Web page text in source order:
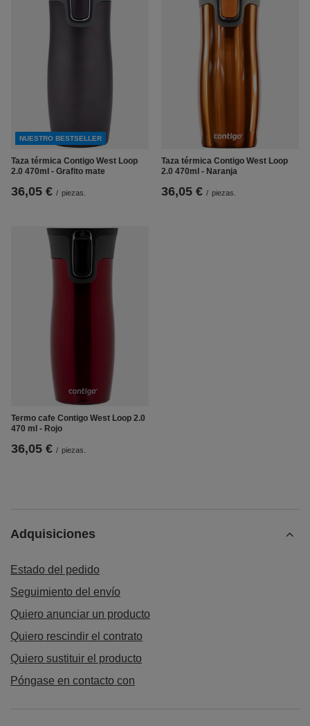
NUESTRO BESTSELLER
Taza térmica Contigo West Loop
2.0 470ml - Grafito mate
36,05 € / piezas.
Taza térmica Contigo West Loop
2.0 470ml - Naranja
36,05 € / piezas.
Termo cafe Contigo West Loop 2.0
470 ml - Rojo
36,05 € / piezas.
Adquisiciones
Estado del pedido
Seguimiento del envío
Quiero anunciar un producto
Quiero rescindir el contrato
Quiero sustituir el producto
Póngase en contacto con